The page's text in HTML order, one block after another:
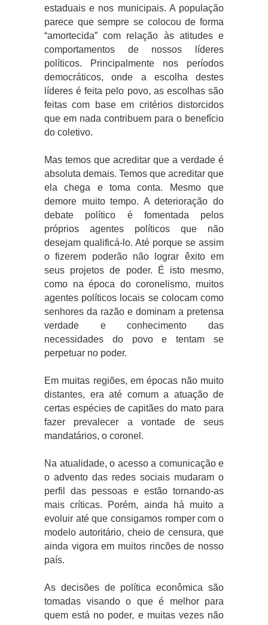
estaduais e nos municipais. A população
parece que sempre se colocou de forma
“amortecida” com relação às atitudes e
comportamentos de nossos líderes
políticos. Principalmente nos períodos
democráticos, onde a escolha destes
líderes é feita pelo povo, as escolhas são
feitas com base em critérios distorcidos
que em nada contribuem para o benefício
do coletivo.
Mas temos que acreditar que a verdade é
absoluta demais. Temos que acreditar que
ela chega e toma conta. Mesmo que
demore muito tempo. A deterioração do
debate político é fomentada pelos
próprios agentes políticos que não
desejam qualificá-lo. Até porque se assim
o fizerem poderão não lograr êxito em
seus projetos de poder. É isto mesmo,
como na época do coronelismo, muitos
agentes políticos locais se colocam como
senhores da razão e dominam a pretensa
verdade e conhecimento das
necessidades do povo e tentam se
perpetuar no poder.
Em muitas regiões, em épocas não muito
distantes, era até comum a atuação de
certas espécies de capitães do mato para
fazer prevalecer a vontade de seus
mandatários, o coronel.
Na atualidade, o acesso a comunicação e
o advento das redes sociais mudaram o
perfil das pessoas e estão tornando-as
mais críticas. Porém, ainda há muito a
evoluir até que consigamos romper com o
modelo autoritário, cheio de censura, que
ainda vigora em muitos rincões de nosso
país.
As decisões de política econômica são
tomadas visando o que é melhor para
quem está no poder, e muitas vezes não